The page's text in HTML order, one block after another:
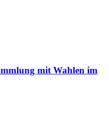
mit Wahlen im